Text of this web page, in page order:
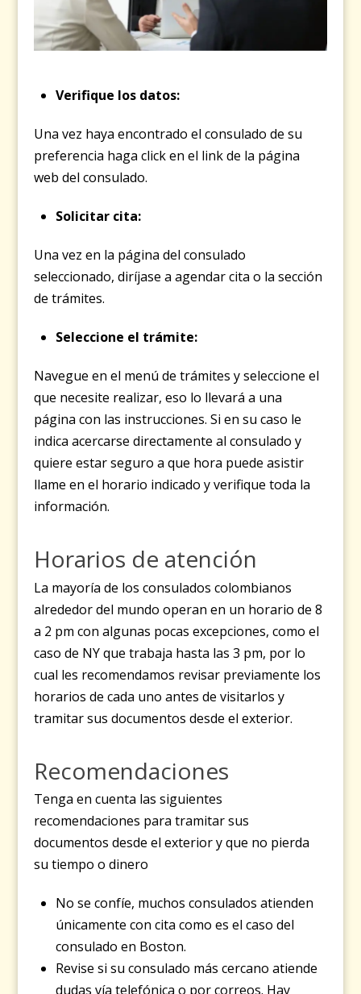
Verifique los datos:
Una vez haya encontrado el consulado de su
preferencia haga click en el link de la página
web del consulado.
Solicitar cita:
Una vez en la página del consulado
seleccionado, diríjase a agendar cita o la sección
de trámites.
Seleccione el trámite:
Navegue en el menú de trámites y seleccione el
que necesite realizar, eso lo llevará a una
página con las instrucciones. Si en su caso le
indica acercarse directamente al consulado y
quiere estar seguro a que hora puede asistir
llame en el horario indicado y verifique toda la
información.
Horarios de atención
La mayoría de los consulados colombianos
alrededor del mundo operan en un horario de 8
a 2 pm con algunas pocas excepciones, como el
caso de NY que trabaja hasta las 3 pm, por lo
cual les recomendamos revisar previamente los
horarios de cada uno antes de visitarlos y
tramitar sus documentos desde el exterior.
Recomendaciones
Tenga en cuenta las siguientes
recomendaciones para tramitar sus
documentos desde el exterior y que no pierda
su tiempo o dinero
No se confíe, muchos consulados atienden
únicamente con cita como es el caso del
consulado en Boston.
Revise si su consulado más cercano atiende
dudas vía telefónica o por correos. Hay